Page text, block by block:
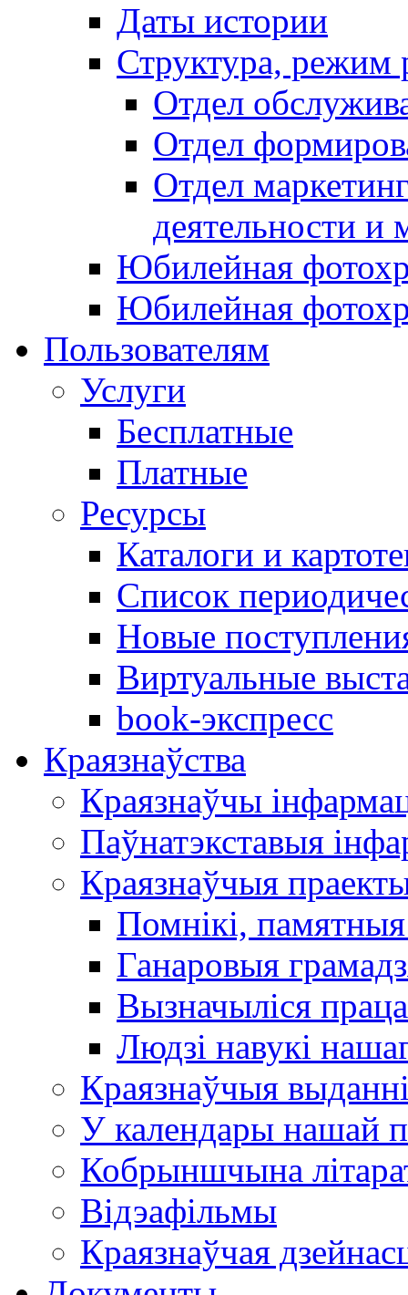
Даты истории
Структура, режим
Отдел
Отдел
Отдел
деятельности и
Юбилейная
Юбилейная
Пользователям
Услуги
Бесплатные
Платные
Ресурсы
Каталоги и
Список
Новые
Виртуальные
book-экспресс
Краязнаўства
Краязнаўчы
Паўнатэкставыя
Краязнаўчыя
Помнікі,
Ганаровыя
Вызначыліся
Людзі навукі
Краязнаўчыя
У календары нашай
Кобрыншчына
Відэафільмы
Краязнаўчая